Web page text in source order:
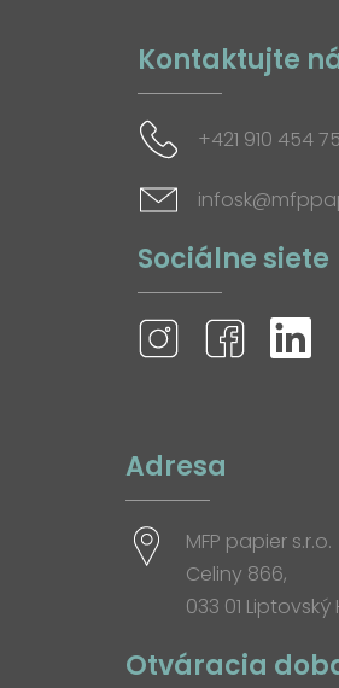
Kontaktujte
+421 910 454
Sociálne siete
Adresa
MFP papier s.r.o.
Celiny 866,
033 01
Otváracia